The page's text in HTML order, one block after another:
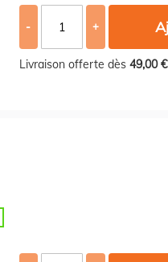
- +
Livraison offerte dès 49,00 €